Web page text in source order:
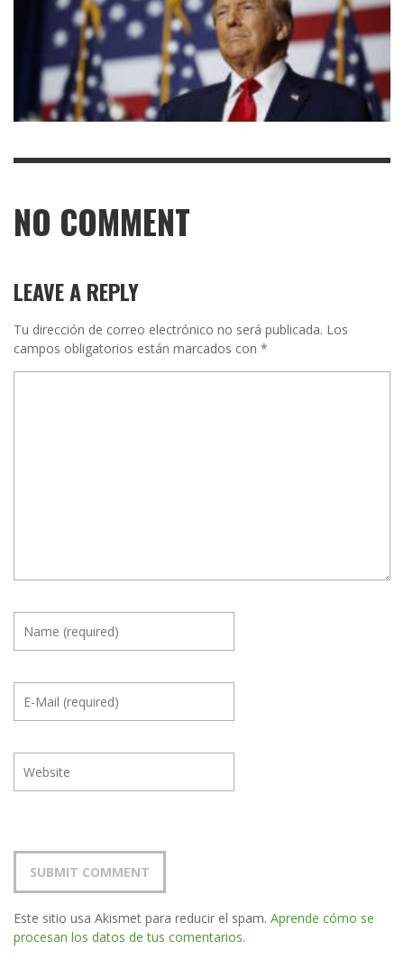
NO COMMENT
LEAVE A REPLY
Tu dirección de correo electrónico no será publicada. Los
campos obligatorios están marcados con *
Este sitio usa Akismet para reducir el spam. Aprende cómo se
procesan los datos de tus comentarios.